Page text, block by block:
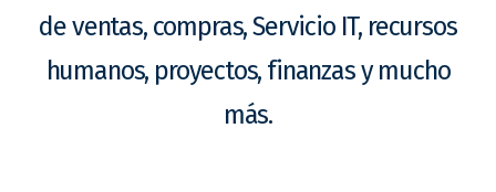
de ventas, compras, Servicio IT, recursos
humanos, proyectos, finanzas y mucho
más.